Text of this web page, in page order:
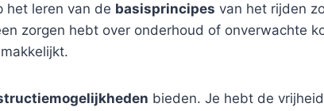
het leren van de basisprincipes van het rijden
zorgen hebt over onderhoud of onverwachte
bieden. Je hebt de